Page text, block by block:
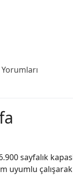
sayfalık
uyumlu